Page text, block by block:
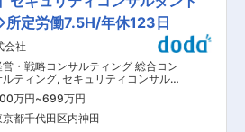
いく過程でアイデアや
りがいのあるフェーズ
の定める業務
機の研究所と共同して
ループならではのアラ
。 当社は、これらを
い情報化社会を企画
外に拠点を持つグルー
語を活用した業務にも
ーポレートセキュリ
ドいただくポジショ
ニアとしてプロフェ
発をリードするポジシ
モデルから脱却し、よ
クサービスを提供する
サービス設計、提供
。 ■ポストの
は、ゼロトラスト／
先端領域で、新たな
ービスの創出に直接
ら設計、リリース、
定労働7.5H/年休123日
会社
営・戦略コンサルティング 総合コン
ルティング, セキュリティコンサルタ
ト・アナリスト リスクコンサルタン
万円~699万円
京都千代田区内神田